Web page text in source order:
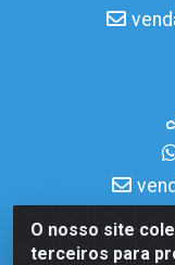
O nosso site
terceiros para
Casa Norte